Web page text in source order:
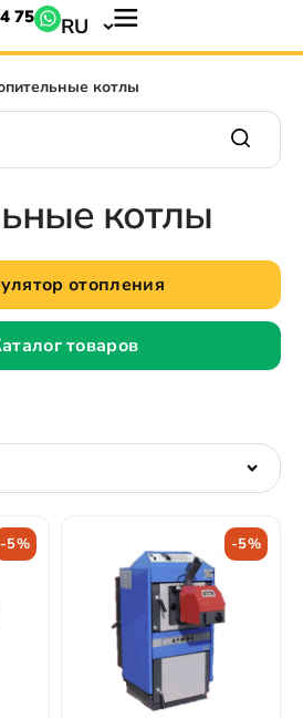
75 RU
котлы
котлы
отопления
товаров
-5% -5%